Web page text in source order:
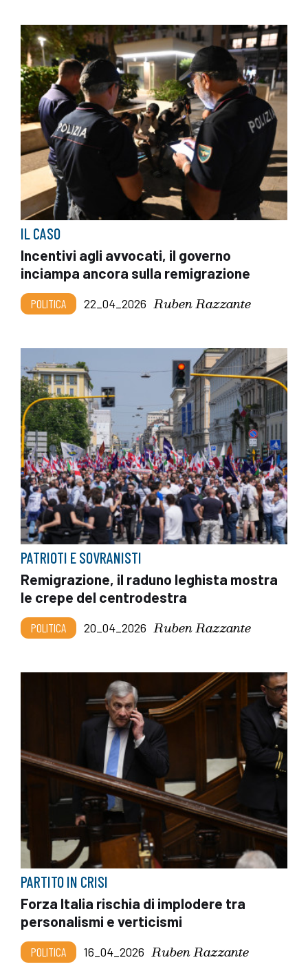
IL CASO
Incentivi agli avvocati, il governo
inciampa ancora sulla remigrazione
POLITICA 22_04_2026 Ruben Razzante
PATRIOTI E SOVRANISTI
Remigrazione, il raduno leghista mostra
le crepe del centrodestra
POLITICA 20_04_2026 Ruben Razzante
PARTITO IN CRISI
Forza Italia rischia di implodere tra
personalismi e verticismi
POLITICA 16_04_2026 Ruben Razzante